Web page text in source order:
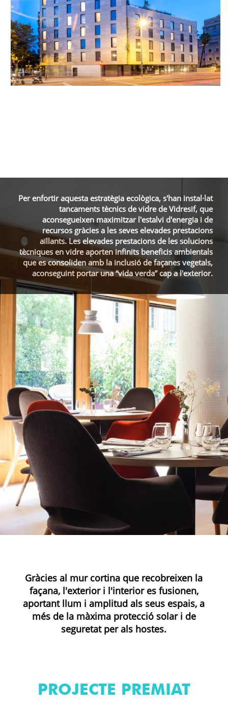
Per enfortir aquesta estratègia ecològica, s'han instal·lat
tancaments tècnics de vidre de Vidresif, que
aconsegueixen maximitzar l'estalvi d'energia i de
recursos gràcies a les seves elevades prestacions
aïllants.Les elevades prestacions de les solucions
tècniques en vidre aporten infinits beneficis ambientals
que es consoliden amb la inclusió de façanes vegetals,
aconseguint portar una “vida verda” cap a l'exterior.
Gràcies al mur cortina que recobreixen la
façana, l'exterior i l'interior es fusionen,
aportant llum i amplitud als seus espais, a
més de la màxima protecció solar i de
seguretat per als hostes.
PROJECTE PREMIAT